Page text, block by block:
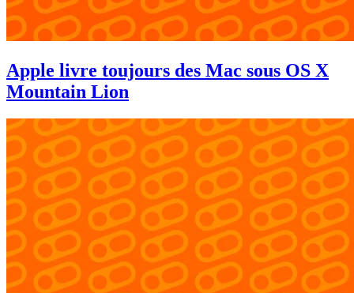
Apple livre toujours des Mac sous OS X
Mountain Lion